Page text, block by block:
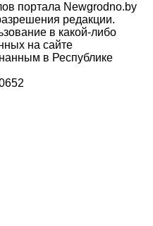
портала Newgrodno.by
редакции.
в какой-либо
на сайте
в Республике